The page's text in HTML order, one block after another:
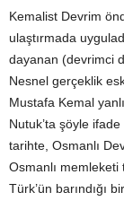
Kemalist Devrim
ulaştırmada
dayanan (devrimci
Nesnel gerçeklik
Mustafa Kemal
Nutuk’ta şöyle
tarihte, Osmanlı
Osmanlı memleketi
Türk’ün barındığı